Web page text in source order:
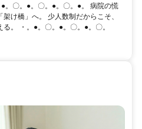
。〇。●。〇。●。〇。●。 病院の慌
け橋」へ。 少人数制だからこそ、
。 ・。●。〇。●。〇。●。〇。